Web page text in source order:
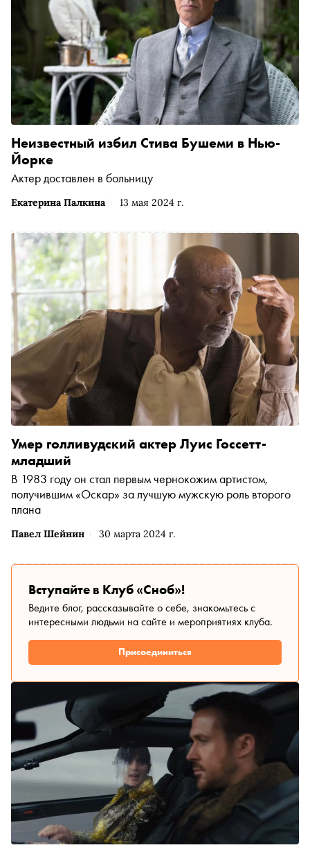
Екатерина Палкина 13 мая 2024 г.
Неизвестный избил Стива Бушеми в Нью-
Йорке
Актер доставлен в больницу
Павел Шейнин 30 марта 2024 г.
Умер голливудский актер Луис Госсетт-
младший
В 1983 году он стал первым чернокожим артистом,
получившим «Оскар» за лучшую мужскую роль второго
плана
Вступайте в Клуб «Сноб»!
Ведите блог, рассказывайте о себе, знакомьтесь с
интересными людьми на сайте и мероприятиях клуба.
Присоединиться